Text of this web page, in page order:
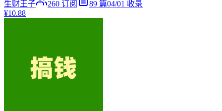
生财王子 260 订阅 89 篇04/01 收录
¥10.88